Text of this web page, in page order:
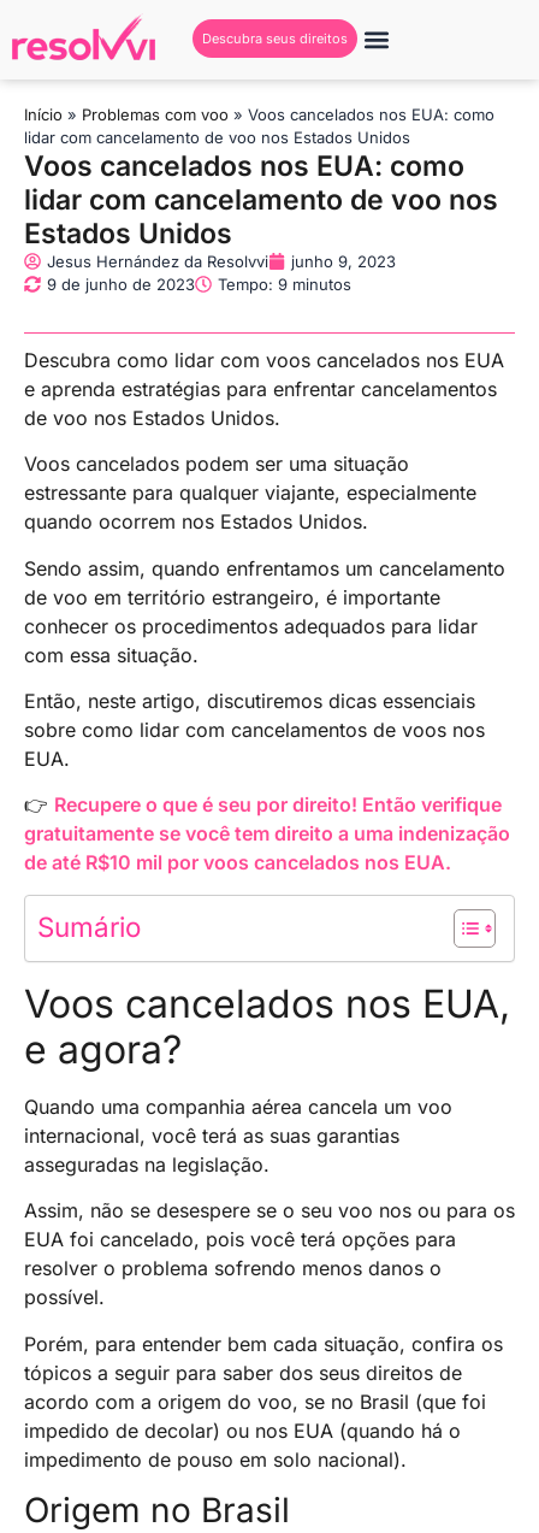
Descubra seus direitos
Início » Problemas com voo » Voos cancelados nos EUA: como
lidar com cancelamento de voo nos Estados Unidos
Voos cancelados nos EUA: como
lidar com cancelamento de voo nos
Estados Unidos
Jesus Hernández da Resolvvi
junho 9, 2023
9 de junho de 2023
Tempo: 9 minutos
Descubra como lidar com voos cancelados nos EUA
e aprenda estratégias para enfrentar cancelamentos
de voo nos Estados Unidos.
Voos cancelados podem ser uma situação
estressante para qualquer viajante, especialmente
quando ocorrem nos Estados Unidos.
Sendo assim, quando enfrentamos um cancelamento
de voo em território estrangeiro, é importante
conhecer os procedimentos adequados para lidar
com essa situação.
Então, neste artigo, discutiremos dicas essenciais
sobre como lidar com cancelamentos de voos nos
EUA.
👉 Recupere o que é seu por direito! Então verifique
gratuitamente se você tem direito a uma indenização
de até R$10 mil por voos cancelados nos EUA.
Sumário
Voos cancelados nos EUA,
e agora?
Quando uma companhia aérea cancela um voo
internacional, você terá as suas garantias
asseguradas na legislação.
Assim, não se desespere se o seu voo nos ou para os
EUA foi cancelado, pois você terá opções para
resolver o problema sofrendo menos danos o
possível.
Porém, para entender bem cada situação, confira os
tópicos a seguir para saber dos seus direitos de
acordo com a origem do voo, se no Brasil (que foi
impedido de decolar) ou nos EUA (quando há o
impedimento de pouso em solo nacional).
Origem no Brasil